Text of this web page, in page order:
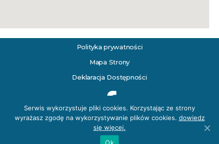
Polityka prywatności
Mapa Strony
Deklaracja Dostępności
Serwis wykorzystuje pliki cookies. Korzystając ze strony
wyrażasz zgodę na wykorzystywanie plików cookies. dowiedz
się więcej.
Ok